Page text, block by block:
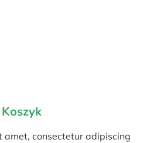
amet, consectetur adipiscing